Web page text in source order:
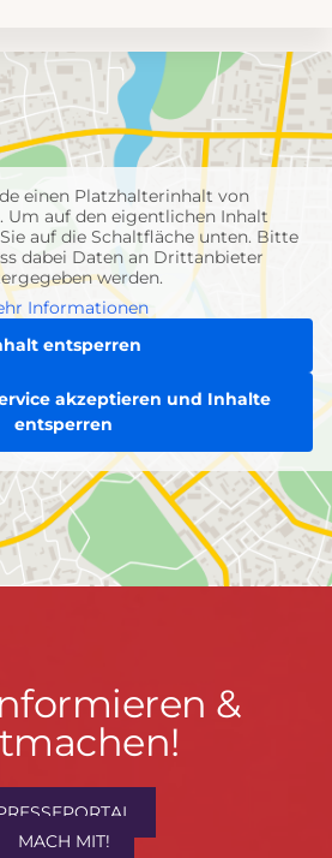
einen Platzhalterinhalt von
. Um auf den eigentlichen Inhalt
auf die Schaltfläche unten. Bitte
dabei Daten an Drittanbieter
werden.
Informationen
entsperren
akzeptieren und Inhalte
entsperren
&
MACH MIT!